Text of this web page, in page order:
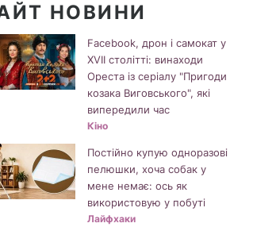
НОВИНИ
Facebook, дрон і самокат у
XVII столітті: винаходи
Ореста із серіалу "Пригоди
козака Виговського", які
випередили час
Кіно
Постійно купую одноразові
пелюшки, хоча собак у
мене немає: ось як
використовую у побуті
Лайфхаки